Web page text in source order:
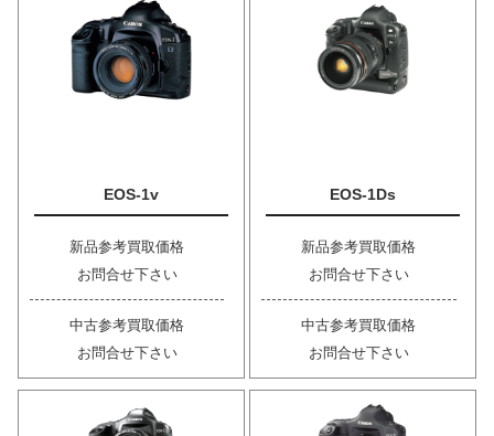
EOS-1v
新品参考買取価格
お問合せ下さい
中古参考買取価格
お問合せ下さい
EOS-1Ds
新品参考買取価格
お問合せ下さい
中古参考買取価格
お問合せ下さい